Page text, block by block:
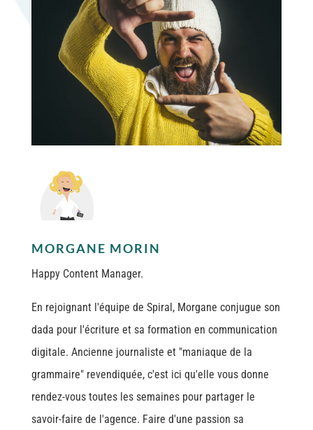
MORGANE MORIN
Happy Content Manager.
En rejoignant l'équipe de Spiral, Morgane conjugue son
dada pour l'écriture et sa formation en communication
digitale. Ancienne journaliste et "maniaque de la
grammaire" revendiquée, c'est ici qu'elle vous donne
rendez-vous toutes les semaines pour partager le
savoir-faire de l'agence. Faire d'une passion sa